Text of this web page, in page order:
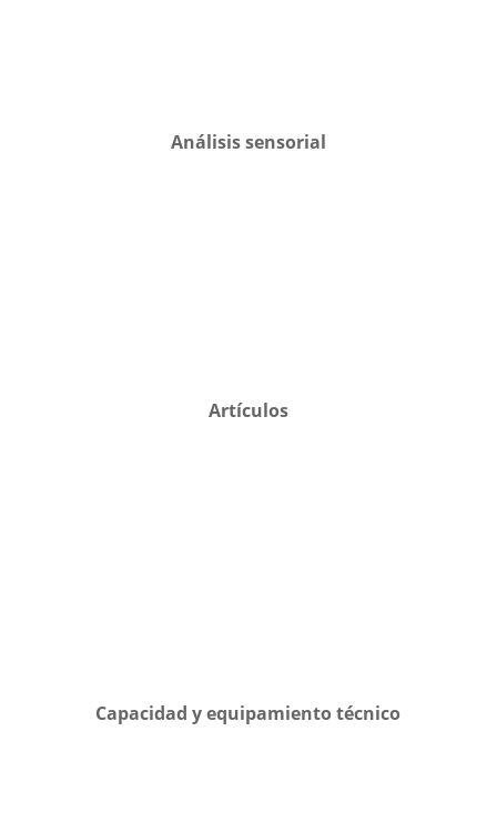
Análisis sensorial
Artículos
Capacidad y equipamiento técnico